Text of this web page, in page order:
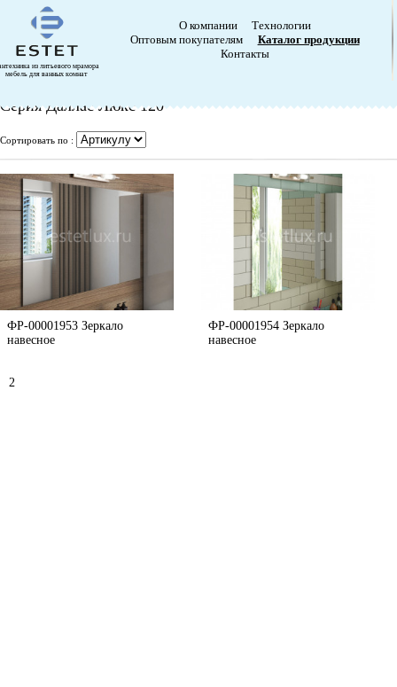
из литьевого мрамора
мебель для ванных комнат
О компании
Технологии
Оптовым покупателям
Каталог продукции
Контакты
Серия Даллас Люкс 120
Сортировать по :
ФР-00001953 Зеркало
навесное
ФР-00001954 Зеркало
навесное
2